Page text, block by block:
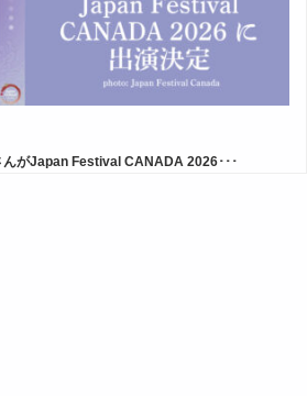
んがJapan Festival CANADA 2026･･･